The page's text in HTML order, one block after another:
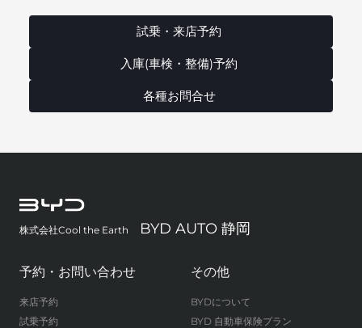
試乗・来店予約
入庫(車検・整備)予約
各種お問合せ
株式会社Cool the Earth BYD AUTO 静岡
予約・お問い合わせ
来店予約
試乗予約
その他
BYDについて
BYD 自動車保険プラン